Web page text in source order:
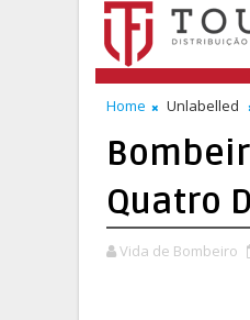
Home Unlabelled
Quatro
Vida de Bombeiro